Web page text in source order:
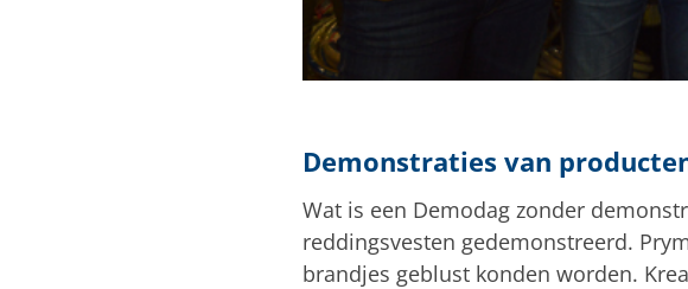
Demonstraties van
Wat is een Demodag zonder
reddingsvesten gedemonstreerd.
brandjes geblust konden worden.